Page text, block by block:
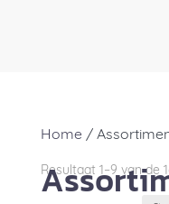
Home /
Resultaat 1–9 van de